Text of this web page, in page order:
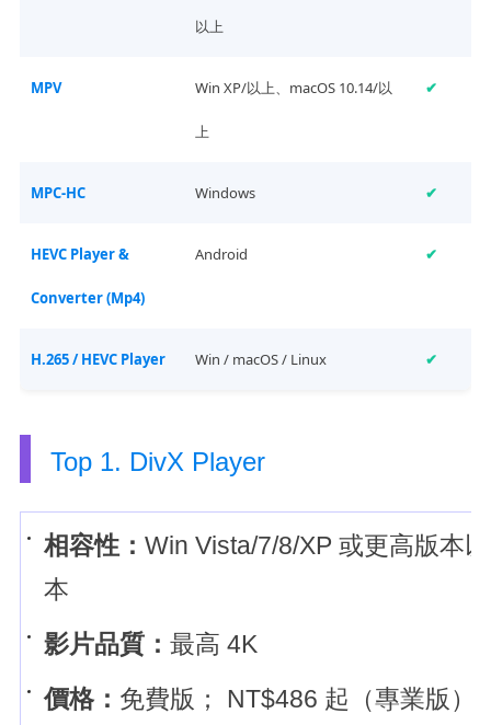
以上
MPV Win XP/以上、macOS 10.14/以
上
✔
MPC-HC Windows ✔
HEVC Player &
Converter (Mp4)
Android ✔
H.265 / HEVC Player Win / macOS / Linux ✔
Top 1. DivX Player
相容性： Win Vista/7/8/XP 或更高版本
本
影片品質： 最高 4K
價格： 免費版； NT$486 起（專業版）